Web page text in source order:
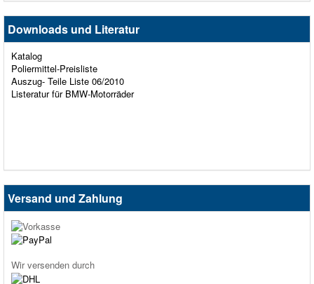
Downloads und Literatur
Katalog
Poliermittel-Preisliste
Auszug- Teile Liste 06/2010
Listeratur für BMW-Motorräder
Versand und Zahlung
Wir versenden durch